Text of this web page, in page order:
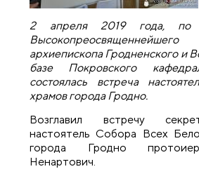
2 апреля 2019 года, по
архиепископа Гродненского и
базе Покровского
состоялась встреча
храмов города Гродно.
Возглавил встречу
настоятель Собора Всех
города Гродно
Ненартович.